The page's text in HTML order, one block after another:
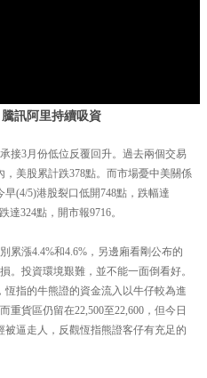
騰訊阿里持續吸資
接3月份低位反覆回升。過去兩個交易
美股累計跌378點。而市場憂中美關係
(4/5)港股裂口低開748點，跌幅達
達324點，開市報9716。
累漲4.4%和4.6%，另邊廂看剛公布的
。投資環境艱難，並不能一面倒看好。
指的牛熊證的資金流入以牛仔較為進
重貨區仍留在22,500至22,600，但今日
逼走人，反觀恆指熊證客仔有充足的